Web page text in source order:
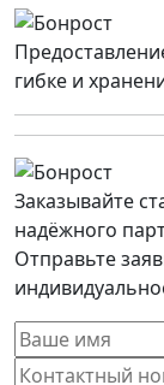
гибке и
Заказывайте
надёжного
Отправьте